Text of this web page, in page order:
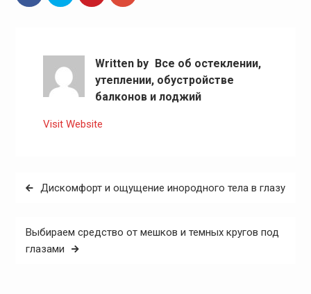
Written by
Все об остеклении,
утеплении, обустройстве
балконов и лоджий
Visit Website
Навигация
записям
Дискомфорт и ощущение инородного тела в глазу
Выбираем средство от мешков и темных кругов под
глазами